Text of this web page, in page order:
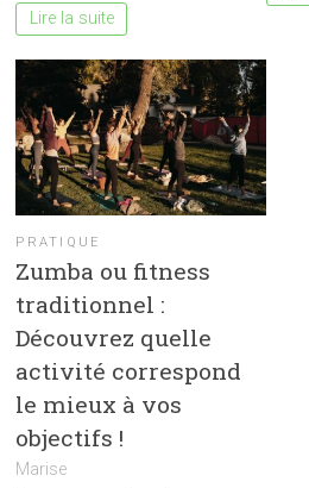
Lire la suite
PRATIQUE
Zumba ou fitness
traditionnel :
Découvrez quelle
activité correspond
le mieux à vos
objectifs !
Marise